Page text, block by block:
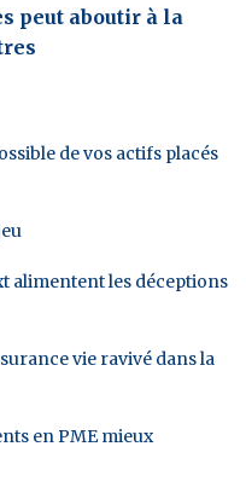
peut aboutir à la
de vos actifs placés
alimentent les déceptions
vie ravivé dans la
en PME mieux